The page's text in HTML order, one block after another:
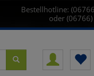
Bestellhotline:
oder